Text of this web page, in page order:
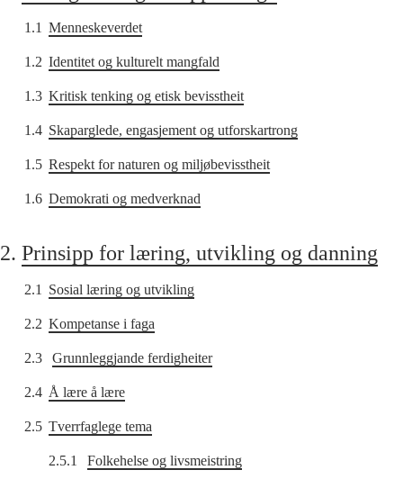
1.1 Menneskeverdet
1.2 Identitet og kulturelt mangfald
1.3 Kritisk tenking og etisk bevisstheit
1.4 Skaparglede, engasjement og utforskartrong
1.5 Respekt for naturen og miljøbevisstheit
1.6 Demokrati og medverknad
2. Prinsipp for læring, utvikling og danning
2.1 Sosial læring og utvikling
2.2 Kompetanse i faga
2.3 Grunnleggjande ferdigheiter
2.4 Å lære å lære
2.5 Tverrfaglege tema
2.5.1 Folkehelse og livsmeistring